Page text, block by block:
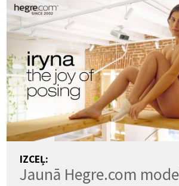
IZCEĻ:
Jaunā Hegre.com